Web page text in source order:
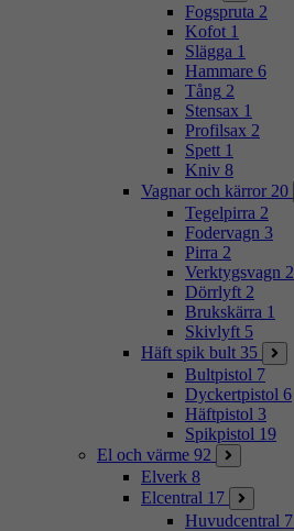
Fogspruta 2
Kofot 1
Slägga 1
Hammare 6
Tång 2
Stensax 1
Profilsax 2
Spett 1
Kniv 8
Vagnar och kärror 20
Tegelpirra 2
Fodervagn 3
Pirra 2
Verktygsvagn 2
Dörrlyft 2
Brukskärra 1
Skivlyft 5
Häft spik bult 35
Bultpistol 7
Dyckertpistol 6
Häftpistol 3
Spikpistol 19
El och värme 92
Elverk 8
Elcentral 17
Huvudcentral 7